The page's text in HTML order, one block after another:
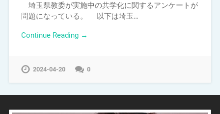
埼玉県教委が実施中の共学化に関するアンケートが
問題になっている。 以下は埼玉…
Continue Reading →
2024-04-20 0